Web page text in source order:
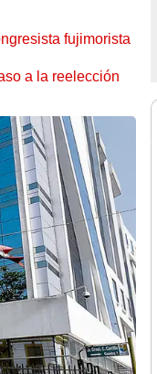
fujimorista
a la reelección